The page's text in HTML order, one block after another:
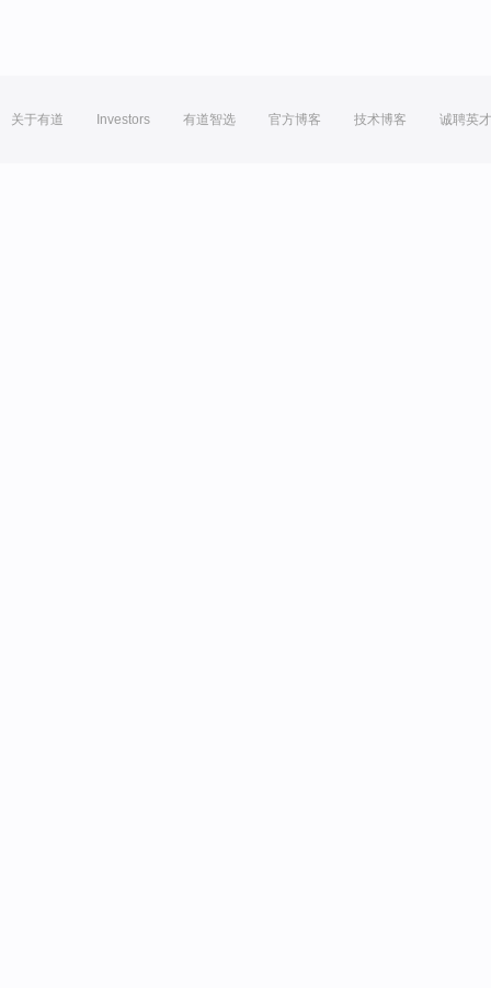
关于有道 Investors 有道智选 官方博客 技术博客 诚聘英才